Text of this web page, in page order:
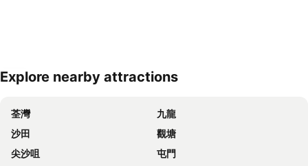
展開地圖
Explore nearby attractions
荃灣
九龍
沙田
觀塘
尖沙咀
屯門